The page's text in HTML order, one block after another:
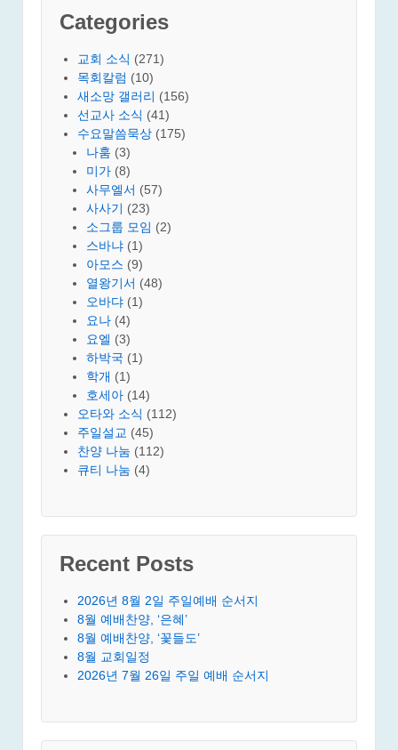
Categories
교회 소식 (271)
목회칼럼 (10)
새소망 갤러리 (156)
선교사 소식 (41)
수요말씀묵상 (175)
나훔 (3)
미가 (8)
사무엘서 (57)
사사기 (23)
소그룹 모임 (2)
스바냐 (1)
아모스 (9)
열왕기서 (48)
오바댜 (1)
요나 (4)
요엘 (3)
하박국 (1)
학개 (1)
호세아 (14)
오타와 소식 (112)
주일설교 (45)
찬양 나눔 (112)
큐티 나눔 (4)
Recent Posts
2026년 8월 2일 주일예배 순서지
8월 예배찬양, ‘은혜’
8월 예배찬양, ‘꽃들도’
8월 교회일정
2026년 7월 26일 주일 예배 순서지